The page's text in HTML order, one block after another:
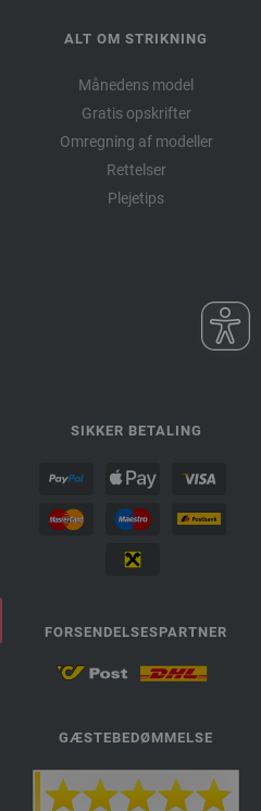
ALT OM STRIKNING
Månedens model
Gratis opskrifter
Omregning af modeller
Rettelser
Plejetips
SIKKER BETALING
FORSENDELSESPARTNER
GÆSTEBEDØMMELSE